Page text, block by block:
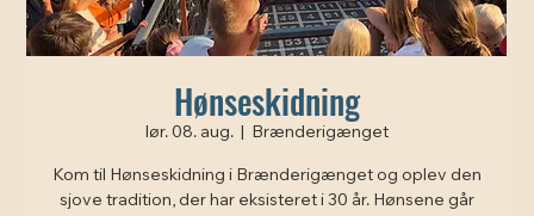
Hønseskidning
lør. 08. aug. Brænderigænget
Kom til Hønseskidning i Brænderigænget og oplev den
sjove tradition, der har eksisteret i 30 år. Hønsene går